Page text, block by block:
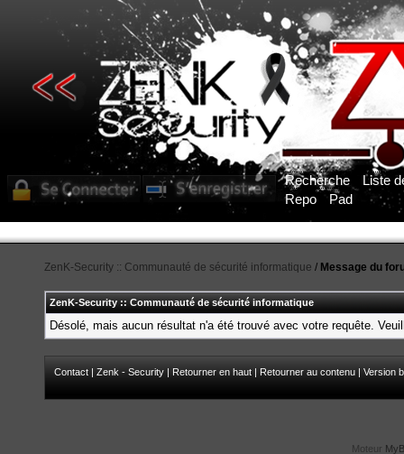
Recherche
Liste
Repo
Pad
ZenK-Security :: Communauté de sécurité informatique / Message du
ZenK-Security :: Communauté de sécurité informatique
Désolé, mais aucun résultat n'a été trouvé avec votre requête.
Contact | Zenk - Security | Retourner en haut | Retourner au contenu | Version
Moteur